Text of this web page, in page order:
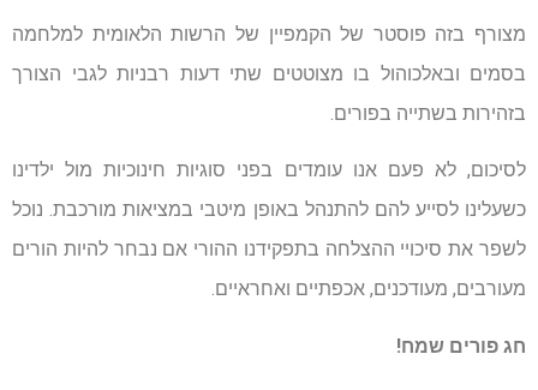
מצורף בזה פוסטר של הקמפיין של הרשות הלאומית למלחמה
בסמים ובאלכוהול בו מצוטטים שתי דעות רבניות לגבי הצורך
בזהירות בשתייה בפורים.
לסיכום, לא פעם אנו עומדים בפני סוגיות חינוכיות מול ילדינו
כשעלינו לסייע להם להתנהל באופן מיטבי במציאות מורכבת. נוכל
לשפר את סיכויי ההצלחה בתפקידנו ההורי אם נבחר להיות הורים
מעורבים, מעודכנים, אכפתיים ואחראיים.
חג פורים שמח!